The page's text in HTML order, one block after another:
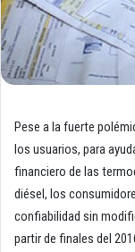
Pese a la fuerte
los usuarios, para
financiero de las
diésel, los
confiabilidad sin
partir de finales del